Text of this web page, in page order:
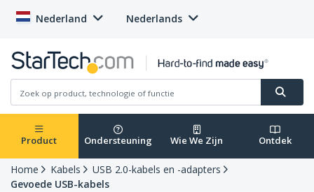
Nederland Nederlands
Product Ondersteuning Wie We Zijn Ontdek
Home Kabels
USB 2.0-kabels en -adapters
Gevoede USB-kabels